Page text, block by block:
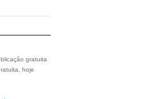
gratuita
hoje